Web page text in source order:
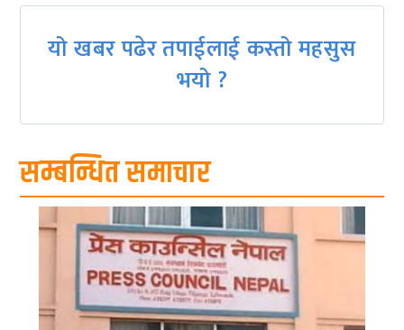
यो खबर पढेर तपाईलाई कस्तो महसुस
भयो ?
सम्बन्धित समाचार